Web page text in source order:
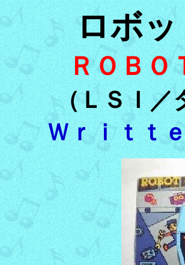
ロボ
ＲＯＢ
（ＬＳＩ／
Ｗｒｉｔｔ